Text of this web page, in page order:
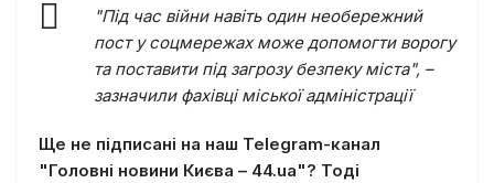
"Під час війни навіть один необережний
пост у соцмережах може допомогти ворогу
та поставити під загрозу безпеку міста", –
зазначили фахівці міської адміністрації
Ще не підписані на наш Telegram-канал
"Головні новини Києва – 44.ua"? Тоді